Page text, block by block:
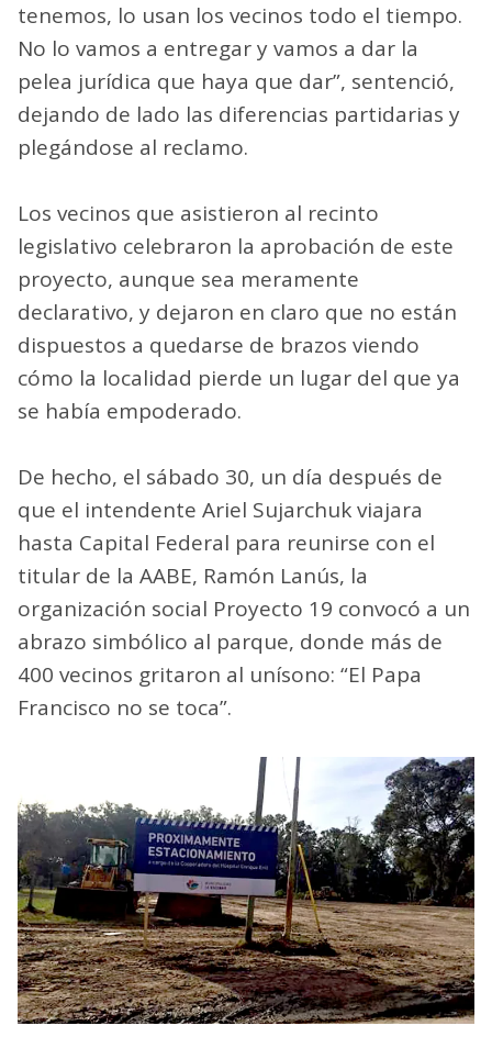
tenemos, lo usan los vecinos todo el tiempo.
No lo vamos a entregar y vamos a dar la
pelea jurídica que haya que dar”, sentenció,
dejando de lado las diferencias partidarias y
plegándose al reclamo.
Los vecinos que asistieron al recinto
legislativo celebraron la aprobación de este
proyecto, aunque sea meramente
declarativo, y dejaron en claro que no están
dispuestos a quedarse de brazos viendo
cómo la localidad pierde un lugar del que ya
se había empoderado.
De hecho, el sábado 30, un día después de
que el intendente Ariel Sujarchuk viajara
hasta Capital Federal para reunirse con el
titular de la AABE, Ramón Lanús, la
organización social Proyecto 19 convocó a un
abrazo simbólico al parque, donde más de
400 vecinos gritaron al unísono: “El Papa
Francisco no se toca”.